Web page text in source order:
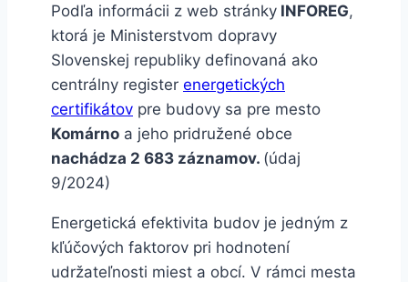
Podľa informácii z web stránky INFOREG,
ktorá je Ministerstvom dopravy
Slovenskej republiky definovaná ako
centrálny register energetických
certifikátov pre budovy sa pre mesto
Komárno a jeho pridružené obce
nachádza 2 683 záznamov. (údaj
9/2024)
Energetická efektivita budov je jedným z
kľúčových faktorov pri hodnotení
udržateľnosti miest a obcí. V rámci mesta